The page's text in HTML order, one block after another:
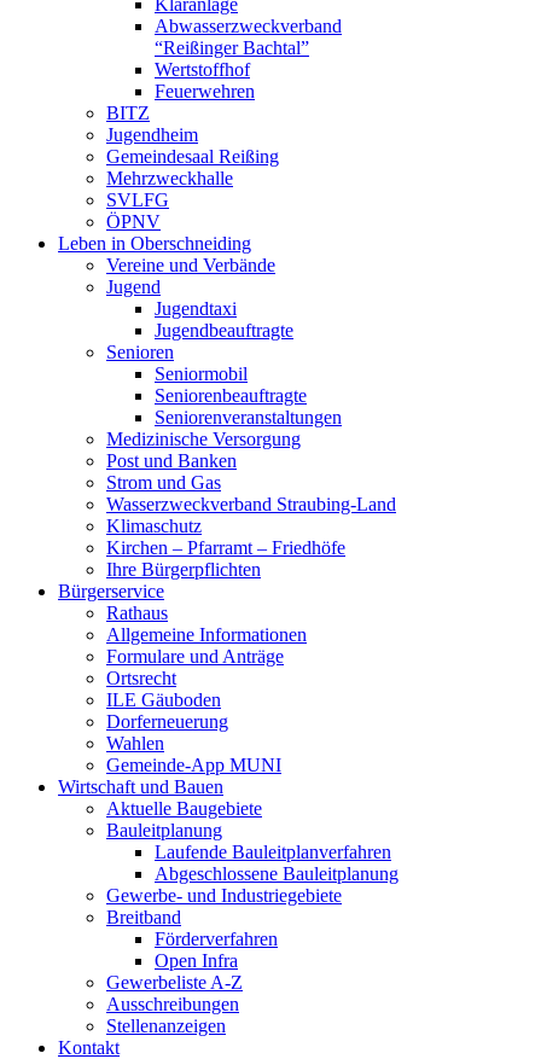
Kläranlage
Abwasserzweckverband
“Reißinger Bachtal”
Wertstoffhof
Feuerwehren
BITZ
Jugendheim
Gemeindesaal Reißing
Mehrzweckhalle
SVLFG
ÖPNV
Leben in Oberschneiding
Vereine und Verbände
Jugend
Jugendtaxi
Jugendbeauftragte
Senioren
Seniormobil
Seniorenbeauftragte
Seniorenveranstaltungen
Medizinische Versorgung
Post und Banken
Strom und Gas
Wasserzweckverband Straubing-Land
Klimaschutz
Kirchen – Pfarramt – Friedhöfe
Ihre Bürgerpflichten
Bürgerservice
Rathaus
Allgemeine Informationen
Formulare und Anträge
Ortsrecht
ILE Gäuboden
Dorferneuerung
Wahlen
Gemeinde-App MUNI
Wirtschaft und Bauen
Aktuelle Baugebiete
Bauleitplanung
Laufende Bauleitplanverfahren
Abgeschlossene Bauleitplanung
Gewerbe- und Industriegebiete
Breitband
Förderverfahren
Open Infra
Gewerbeliste A-Z
Ausschreibungen
Stellenanzeigen
Kontakt